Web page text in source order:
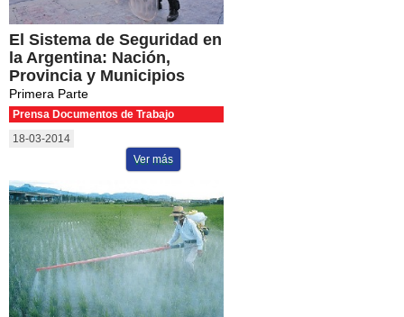
El Sistema de Seguridad en
la Argentina: Nación,
Provincia y Municipios
Primera Parte
Prensa Documentos de Trabajo
18-03-2014
Ver más